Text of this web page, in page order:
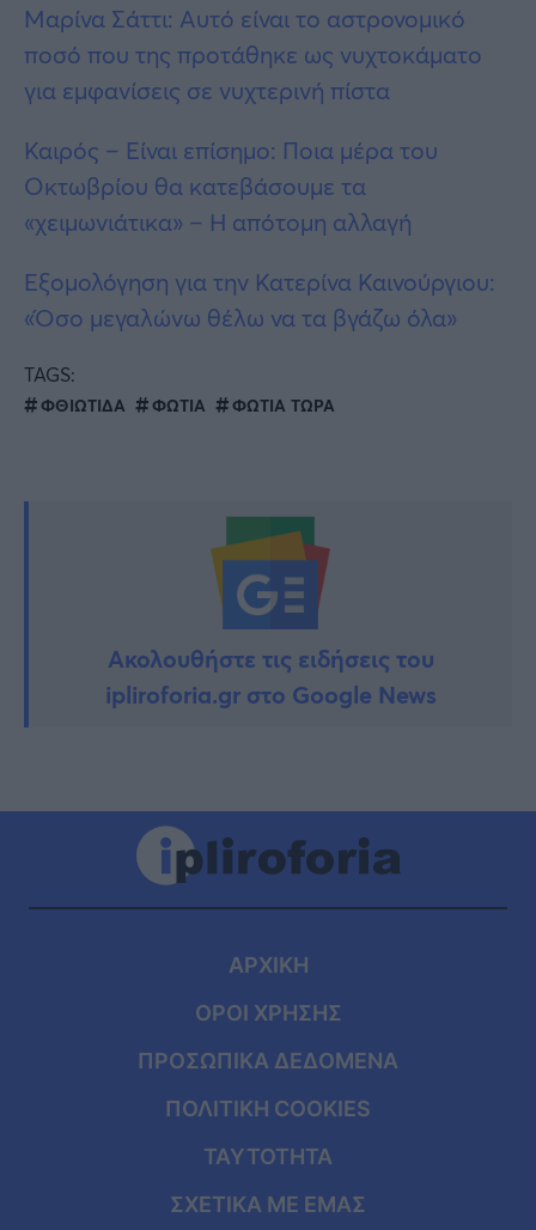
Μαρίνα Σάττι: Αυτό είναι το αστρονομικό
ποσό που της προτάθηκε ως νυχτοκάματο
για εμφανίσεις σε νυχτερινή πίστα
Καιρός – Είναι επίσημο: Ποια μέρα του
Οκτωβρίου θα κατεβάσουμε τα
«χειμωνιάτικα» – Η απότομη αλλαγή
Εξομολόγηση για την Κατερίνα Καινούργιου:
«Όσο μεγαλώνω θέλω να τα βγάζω όλα»
TAGS:
ΦΘΙΩΤΙΔΑ ΦΩΤΙΑ ΦΩΤΙΑ ΤΩΡΑ
Ακολουθήστε τις ειδήσεις του
ipliroforia.gr στο Google News
ΑΡΧΙΚΗ
ΟΡΟΙ ΧΡΗΣΗΣ
ΠΡΟΣΩΠΙΚΑ ΔΕΔΟΜΕΝΑ
ΠΟΛΙΤΙΚΗ COOKIES
ΤΑΥΤΟΤΗΤΑ
ΣΧΕΤΙΚΑ ΜΕ ΕΜΑΣ